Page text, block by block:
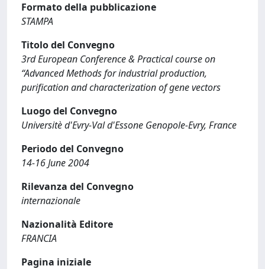
Formato della pubblicazione
STAMPA
Titolo del Convegno
3rd European Conference & Practical course on
“Advanced Methods for industrial production,
purification and characterization of gene vectors
Luogo del Convegno
Universitè d'Evry-Val d'Essone Genopole-Evry, France
Periodo del Convegno
14-16 June 2004
Rilevanza del Convegno
internazionale
Nazionalità Editore
FRANCIA
Pagina iniziale